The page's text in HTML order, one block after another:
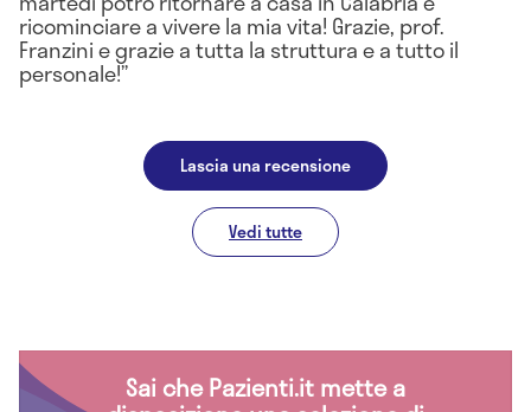
ricominciare a vivere la mia vita! Grazie, prof.
Franzini e grazie a tutta la struttura e a tutto il
personale!
Lascia una recensione
Vedi tutte
Sai che Pazienti.it mette a